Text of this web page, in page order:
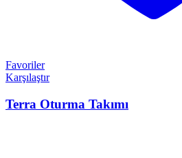
Favoriler
Karşılaştır
Terra Oturma Takımı